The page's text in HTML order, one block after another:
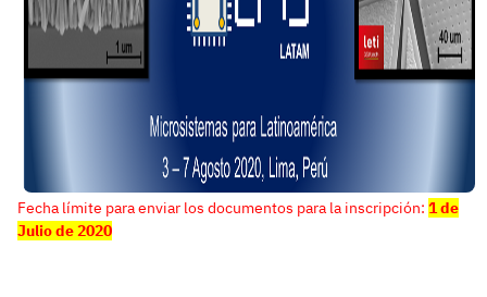
Fecha límite para enviar los documentos para la inscripción: 1 de
Julio de 2020